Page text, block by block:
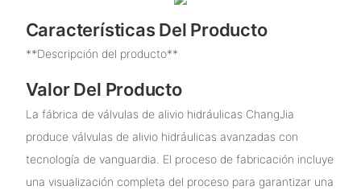
Características Del Producto
**Descripción del producto**
Valor Del Producto
La fábrica de válvulas de alivio hidráulicas ChangJia
produce válvulas de alivio hidráulicas avanzadas con
tecnología de vanguardia. El proceso de fabricación incluye
una visualización completa del proceso para garantizar una